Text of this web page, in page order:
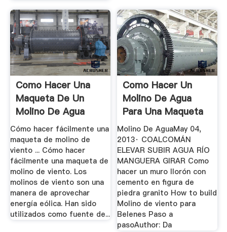
Como Hacer Una
Maqueta De Un
Molino De Agua
Cómo hacer fácilmente una
maqueta de molino de
viento ... Cómo hacer
fácilmente una maqueta de
molino de viento. Los
molinos de viento son una
manera de aprovechar
energía eólica. Han sido
utilizados como fuente de...
Como Hacer Un
Molino De Agua
Para Una Maqueta
Molino De AguaMay 04,
2013· COALCOMÁN
ELEVAR SUBIR AGUA RÍO
MANGUERA GIRAR Como
hacer un muro llorón con
cemento en figura de
piedra granito How to build
Molino de viento para
Belenes Paso a
pasoAuthor: Da